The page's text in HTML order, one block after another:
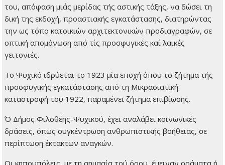
του, απόφαση μιάς μερίδας τής αστικής τάξης, να δώσει τη
δική της εκδοχή, προαστιακής εγκατάστασης, διατηρώντας
την ως τόπο κατοικιών αρχιτεκτονικών προδιαγραφών, σε
οπτική απομόνωση από τίς προσφυγικές καί λαικές
γειτονιές.
Το Ψυχικό ιδρύεται το 1923 μία εποχή όπου το ζήτημα τής
προσφυγικής εγκατάστασης από τη Μικρασιατική
καταστροφή του 1922, παραμένει ζήτημα επιβίωσης.
Ό Δήμος Φιλοθέης-Ψυχικού, έχει αναλάβει κοινωνικές
δράσεις, όπως συγκέντρωση ανθρωπιστικής βοήθειας, σε
περίπτωση έκτακτων αναγκών.
Οι κηπουπόλεις, με τη σημασία τού όρου, έμειναν οράματα ή